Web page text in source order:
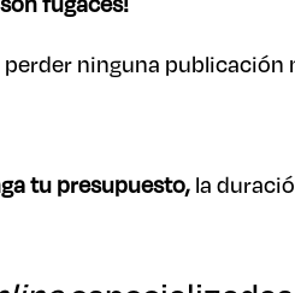
ninguna publicación
tu presupuesto,la